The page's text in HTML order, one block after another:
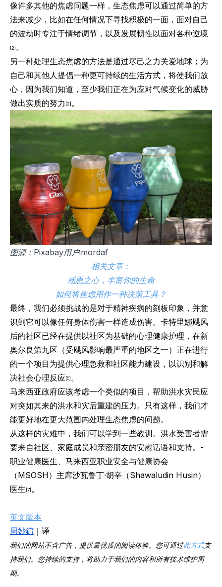
像许多其他的焦虑问题一样，生态焦虑可以通过简单的方
法来减少，比如在任何情况下寻找积极的一面，面对自己
的波动时专注于情绪调节，以及发展韧性以面对各种逆境
[2] 。
另一种处理生态焦虑的方法是通过尽己之力关爱地球；为
自己和其他人提倡一种更可持续的生活方式，将使我们放
心，因为我们知道，至少我们正在为应对气候变化的威胁
做出实质的努力 [2] 。
图源：Pixabay用户imordaf
相关文章：
感恩之心，丰富你的生命
如何将焦虑用作一种决策工具？
最终，我们必须挑战的是对于精神疾病的刻板印象，并意
识到它可以像任何身体伤害一样造成伤害。卡特里娜飓风
后的社区已经在提供以社区为基础的心理健康护理，在新
奥尔良第九区（受飓风影响最严重的地区之一）正在进行
的一个项目为提供心理急救和社区能力建设，以识别和解
决社会心理反应[5] 。
马来西亚政府应该考虑一个类似的项目，帮助洪水灾民应
对突如其来的洪水和灾后重建的压力。只有这样，我们才
能更好地在更大范围内处理生态焦虑的问题。
从这样的灾难中，我们可以学到一些教训。洪水受害者需
要来自社区、家庭成员和亲密朋友的安慰话语和支持。-
职业健康医生、马来西亚职业安全与健康协会
（MSOSH）主席沙瓦鲁丁·胡辛（Shawaludin Husin）
医生 [7] 。
英文版本
周妙錥 ｜译
我们的网站不含广告，提供最优质的阅读体验。您可通过此方式支
持我们。您持续的支持，将助力于我们的内容和所有技术维护周
期。